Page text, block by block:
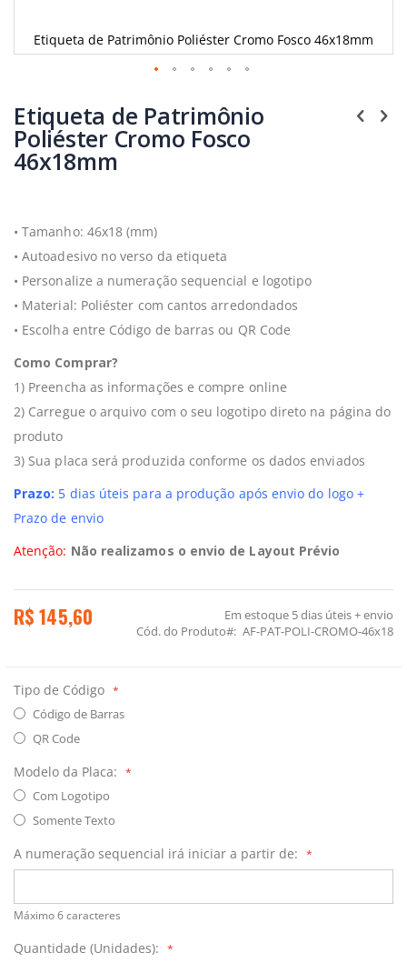
Etiqueta de Patrimônio Poliéster Cromo Fosco 46x18mm
para
o
início
da
Galeria
Etiqueta de Patrimônio
Poliéster Cromo Fosco
46x18mm
•Tamanho: 46x18 (mm)
• Autoadesivo no verso da etiqueta
• Personalize a numeração sequencial e logotipo
• Material: Poliéster com cantos arredondados
• Escolha entre Código de barras ou QR Code
Como Comprar?
1) Preencha as informações e compre online
2) Carregue o arquivo com o seu logotipo direto na página do
produto
3) Sua placa será produzida conforme os dados enviados
Prazo: 5 dias úteis para a produção após envio do logo +
Prazo de envio
Atenção: Não realizamos o envio de Layout Prévio
R$ 145,60 Em estoque 5 dias úteis + envio
Cód. do Produto
AF-PAT-POLI-CROMO-46x18
Tipo de Código
Código de Barras
QR Code
Modelo da Placa:
Com Logotipo
Somente Texto
A numeração sequencial irá iniciar a partir de:
Máximo 6 caracteres
Quantidade (Unidades):